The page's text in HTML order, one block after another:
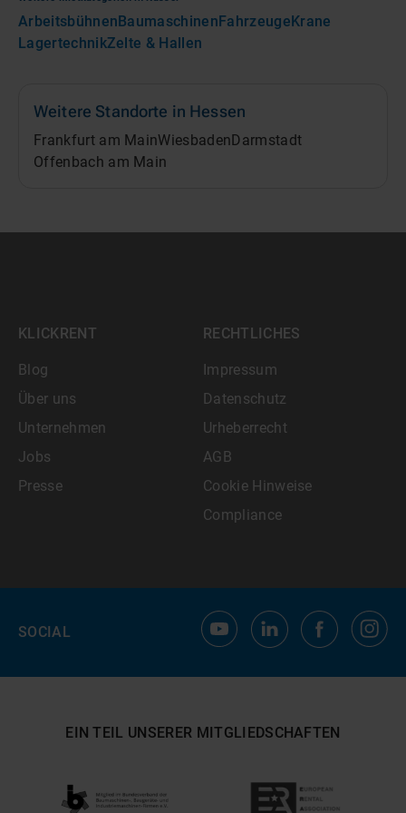
ArbeitsbühnenBaumaschinenFahrzeugeKrane
LagertechnikZelte & Hallen
Weitere Standorte in Hessen
Frankfurt am MainWiesbaden Darmstadt
Offenbach am Main
KLICKRENT
Blog
Über uns
Unternehmen
Jobs
Presse
RECHTLICHES
Impressum
Datenschutz
Urheberrecht
AGB
Cookie Hinweise
Compliance
SOCIAL
EIN TEIL UNSERER MITGLIEDSCHAFTEN